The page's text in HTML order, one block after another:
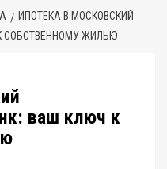
ИПОТЕКА В МОСКОВСКИЙ
СОБСТВЕННОМУ ЖИЛЬЮ
ваш ключ к